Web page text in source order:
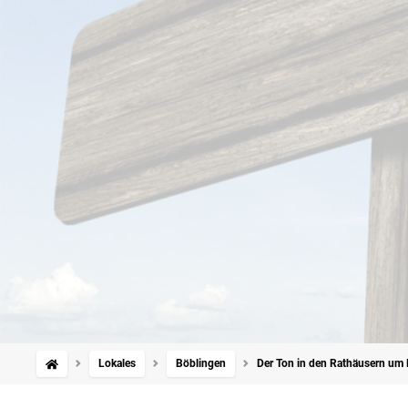
Lokales Böblingen Der Ton in den Rathäusern